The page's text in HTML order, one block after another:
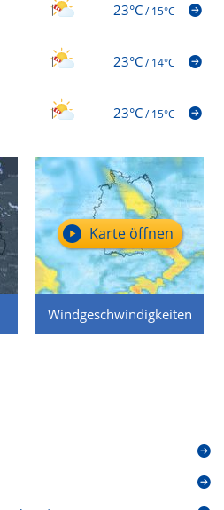
23°C/15°C
23°C/14°C
23°C/15°C
Windgeschwindigkeiten
Karte öffnen